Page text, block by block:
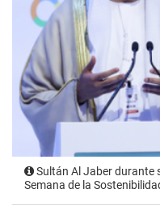
Sultán Al Jaber durante
Semana de la